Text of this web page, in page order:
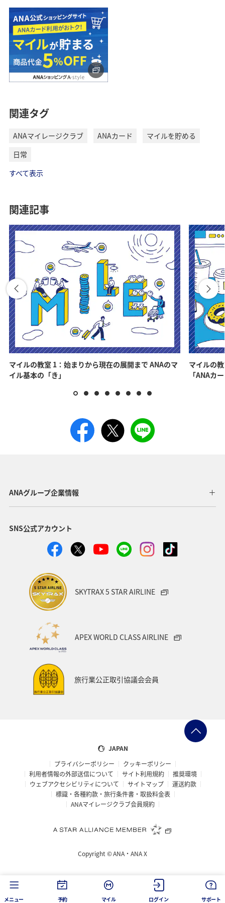
関連タグ
ANAマイレージクラブ ANAカード
マイルを貯める
日常
すべて表示
関連記事
マイルの教室 1：始まりから現在の展開まで ANAのマ
イル基本の「き」
マイルの
「ANAカ
ANAグループ企業情報
SNS公式アカウント
SKYTRAX 5 STAR AIRLINE
APEX WORLD CLASS AIRLINE
旅行業公正取引協議会会員
JAPAN
プライバシーポリシー
クッキーポリシー
利用者情報の外部送信について
サイト利用規約
推奨環境
ウェブアクセシビリティについて
サイトマップ
運送約款
標識・各種約款・旅行条件書・取扱料金表
ANAマイレージクラブ会員規約
Copyright ©ANA・ANA X
メニュー 予約 マイル ログイン サポート